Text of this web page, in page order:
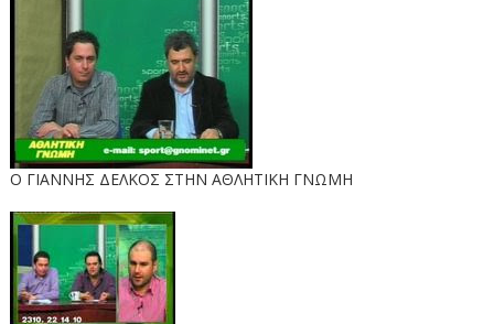
Ο ΓΙΑΝΝΗΣ ΔΕΛΚΟΣ ΣΤΗΝ ΑΘΛΗΤΙΚΗ ΓΝΩΜΗ